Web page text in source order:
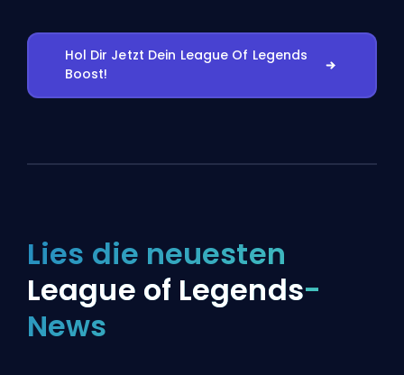
Hol Dir Jetzt Dein League Of Legends
Boost!
Lies die neuesten
League of Legends-
News